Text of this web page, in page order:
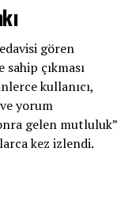
gören
çıkması
kullanıcı,
yorum
gelen mutluluk”
kez izlendi.